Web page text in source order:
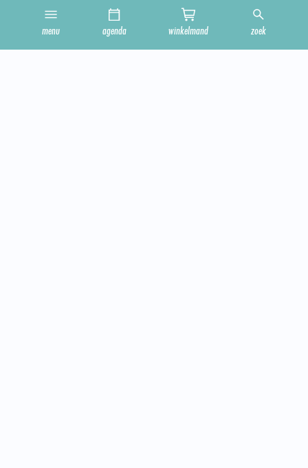
menu agenda winkelmand zoek
Cultuurclub